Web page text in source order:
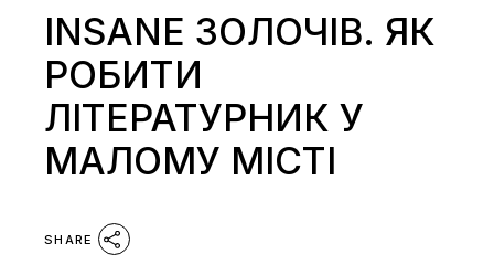
INSANE ЗОЛОЧІВ. ЯК
РОБИТИ
ЛІТЕРАТУРНИК У
МАЛОМУ МІСТІ
SHARE